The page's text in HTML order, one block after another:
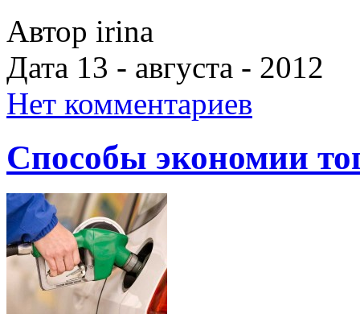
Автор irina
Дата 13 - августа - 2012
Нет комментариев
Способы экономии